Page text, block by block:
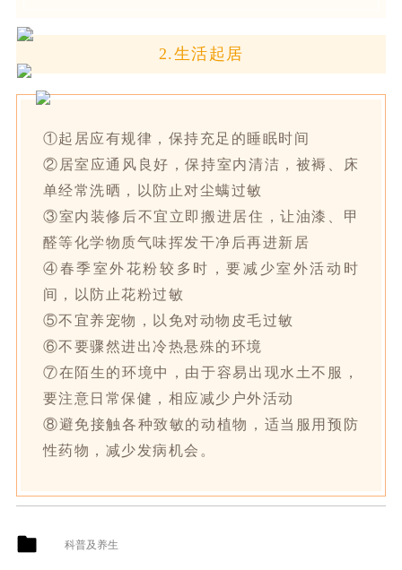
2.生活起居
①起居应有规律，保持充足的睡眠时间
②居室应通风良好，保持室内清洁，被褥、床
单经常洗晒，以防止对尘螨过敏
③室内装修后不宜立即搬进居住，让油漆、甲
醛等化学物质气味挥发干净后再进新居
④春季室外花粉较多时，要减少室外活动时
间，以防止花粉过敏
⑤不宜养宠物，以免对动物皮毛过敏
⑥不要骤然进出冷热悬殊的环境
⑦在陌生的环境中，由于容易出现水土不服，
要注意日常保健，相应减少户外活动
⑧避免接触各种致敏的动植物，适当服用预防
性药物，减少发病机会。
科普及养生